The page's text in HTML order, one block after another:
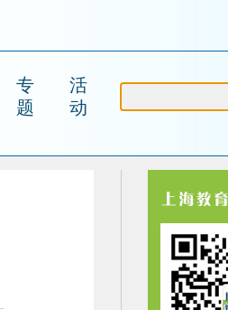
专
题
活
动